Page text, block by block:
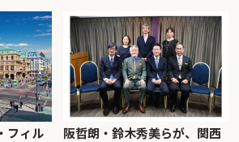
フィル
阪哲朗・鈴木秀美らが、関西